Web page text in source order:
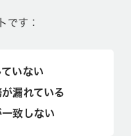
です：
いない
漏れている
致しない